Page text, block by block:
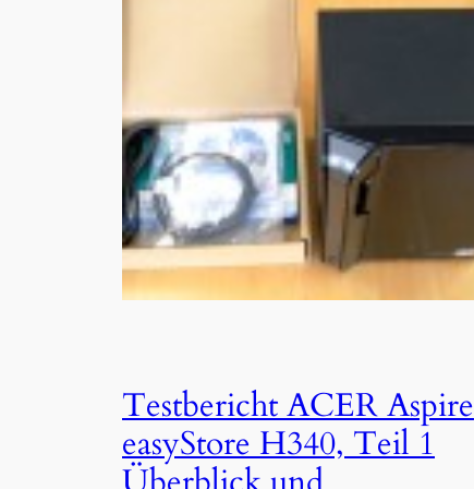
Testbericht ACER Aspire
easyStore H340, Teil 1